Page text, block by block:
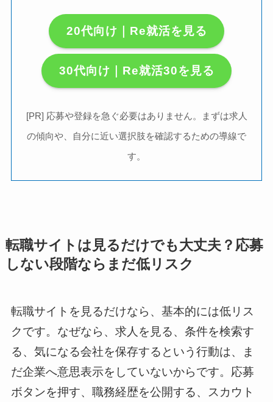
20代向け｜Re就活を見る
30代向け｜Re就活30を見る
[PR] 応募や登録を急ぐ必要はありません。まずは求人
の傾向や、自分に近い選択肢を確認するための導線で
す。
転職サイトは見るだけでも大丈夫？応募
しない段階ならまだ低リスク
転職サイトを見るだけなら、基本的には低リス
クです。なぜなら、求人を見る、条件を検索す
る、気になる会社を保存するという行動は、ま
だ企業へ意思表示をしていないからです。応募
ボタンを押す、職務経歴を公開する、スカウト